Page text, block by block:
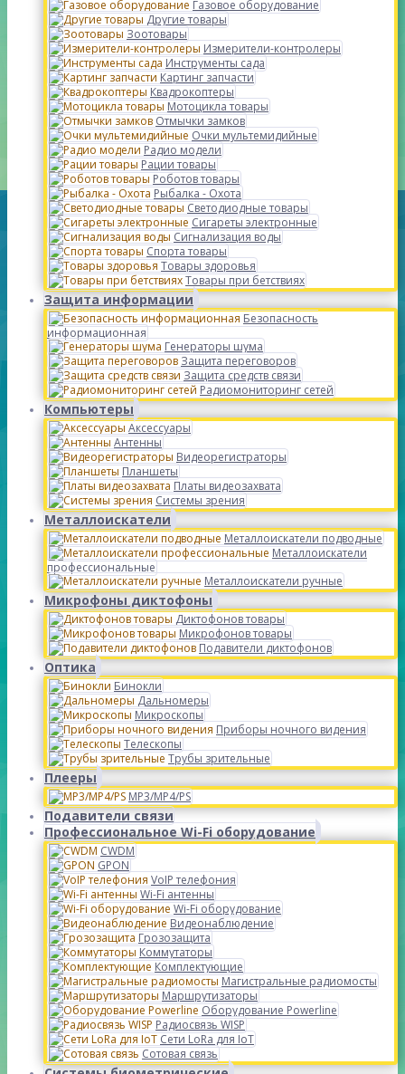
Газовое оборудование
Другие товары
Зоотовары
Измерители-контролеры
Инструменты сада
Картинг запчасти
Квадрокоптеры
Мотоцикла товары
Отмычки замков
Очки мультемидийные
Радио модели
Рации товары
Роботов товары
Рыбалка - Охота
Светодиодные товары
Сигареты электронные
Сигнализация воды
Спорта товары
Товары здоровья
Товары при бетствиях
Защита информации
Безопасность
информационная
Генераторы шума
Защита переговоров
Защита средств связи
Радиомониторинг сетей
Компьютеры
Аксессуары
Антенны
Видеорегистраторы
Планшеты
Платы видеозахвата
Системы зрения
Металлоискатели
Металлоискатели подводные
Металлоискатели
профессиональные
Металлоискатели ручные
Микрофоны диктофоны
Диктофонов товары
Микрофонов товары
Подавители диктофонов
Оптика
Бинокли
Дальномеры
Микроскопы
Приборы ночного видения
Телескопы
Трубы зрительные
Плееры
MP3/MP4/PS
Подавители связи
Профессиональное Wi-Fi оборудование
CWDM
GPON
VoIP телефония
Wi-Fi антенны
Wi-Fi оборудование
Видеонаблюдение
Грозозащита
Коммутаторы
Комплектующие
Магистральные радиомосты
Маршрутизаторы
Оборудование Powerline
Радиосвязь WISP
Сети LoRa для IoT
Сотовая связь